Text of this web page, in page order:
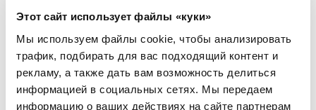
Этот сайт использует файлы «куки»
Мы используем файлы cookie, чтобы анализировать
трафик, подбирать для вас подходящий контент и
рекламу, а также дать вам возможность делиться
информацией в социальных сетях. Мы передаем
информацию о ваших действиях на сайте партнерам
Рядом с Барселоной
Остановившись в нашем отеле, вы будете